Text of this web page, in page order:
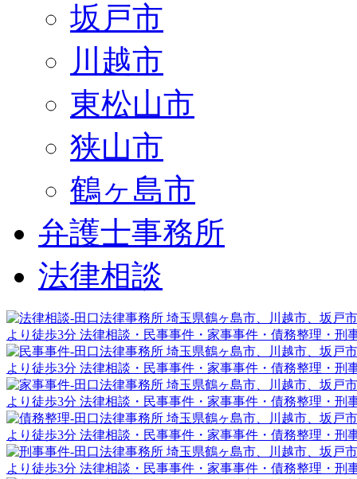
坂戸市
川越市
東松山市
狭山市
鶴ヶ島市
弁護士事務所
法律相談